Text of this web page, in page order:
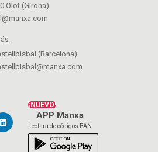
Olot (Girona)
(Barcelona)
¡NUEVO!
APP Manxa
Lectura de códigos EAN